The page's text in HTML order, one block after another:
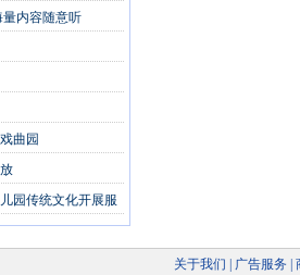
内容随意听
曲园
园传统文化开展服
关于我们 广告服务